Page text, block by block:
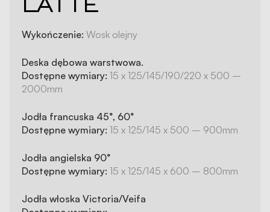
LATTE
Wykończenie: Wosk olejny
Deska dębowa warstwowa.
Dostępne wymiary: 15 x 125/145/190/220 x 500 –
2000mm
Jodła francuska 45°, 60°
Dostępne wymiary: 15 x 125/145 x 500 – 900mm
Jodła angielska 90°
Dostępne wymiary: 15 x 125/145 x 600 – 800mm
Jodła włoska Victoria/Veifa